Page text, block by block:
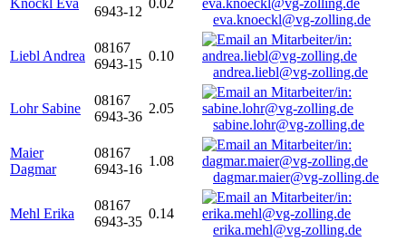
Knöckl Eva
6943-12
0.02
eva.knoeckl@vg-zolling.de
Liebl Andrea
08167
6943-15
0.10
andrea.liebl@vg-zolling.de
Lohr Sabine
08167
6943-36
2.05
sabine.lohr@vg-zolling.de
Maier
Dagmar
08167
6943-16
1.08
dagmar.maier@vg-zolling.de
Mehl Erika
08167
6943-35
0.14
erika.mehl@vg-zolling.de